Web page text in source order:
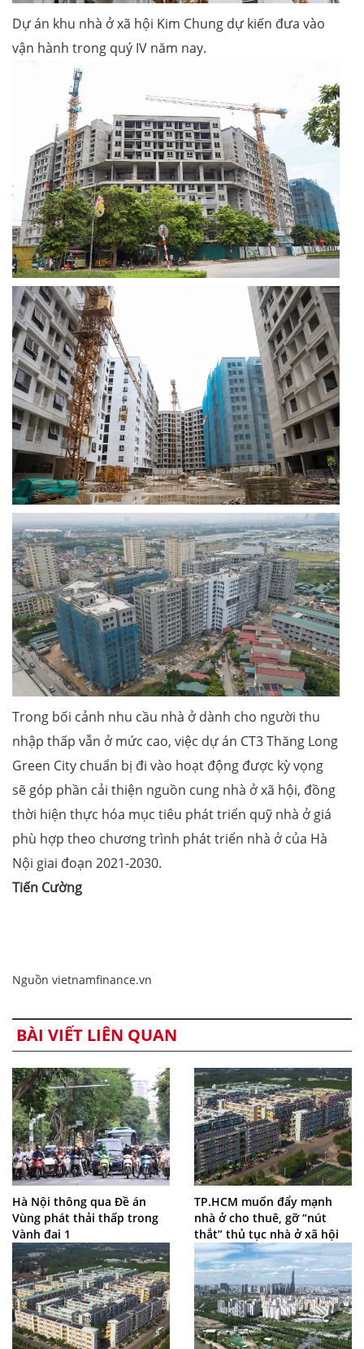
Dự án khu nhà ở xã hội Kim Chung dự kiến đưa vào
vận hành trong quý IV năm nay.
Trong bối cảnh nhu cầu nhà ở dành cho người thu
nhập thấp vẫn ở mức cao, việc dự án CT3 Thăng Long
Green City chuẩn bị đi vào hoạt động được kỳ vọng
sẽ góp phần cải thiện nguồn cung nhà ở xã hội, đồng
thời hiện thực hóa mục tiêu phát triển quỹ nhà ở giá
phù hợp theo chương trình phát triển nhà ở của Hà
Nội giai đoạn 2021-2030.
Tiến Cường
Nguồn vietnamfinance.vn
BÀI VIẾT LIÊN QUAN
Hà Nội thông qua Đề án
Vùng phát thải thấp trong
Vành đai 1
TP.HCM muốn đẩy mạnh
nhà ở cho thuê, gỡ “nút
thắt” thủ tục nhà ở xã hội